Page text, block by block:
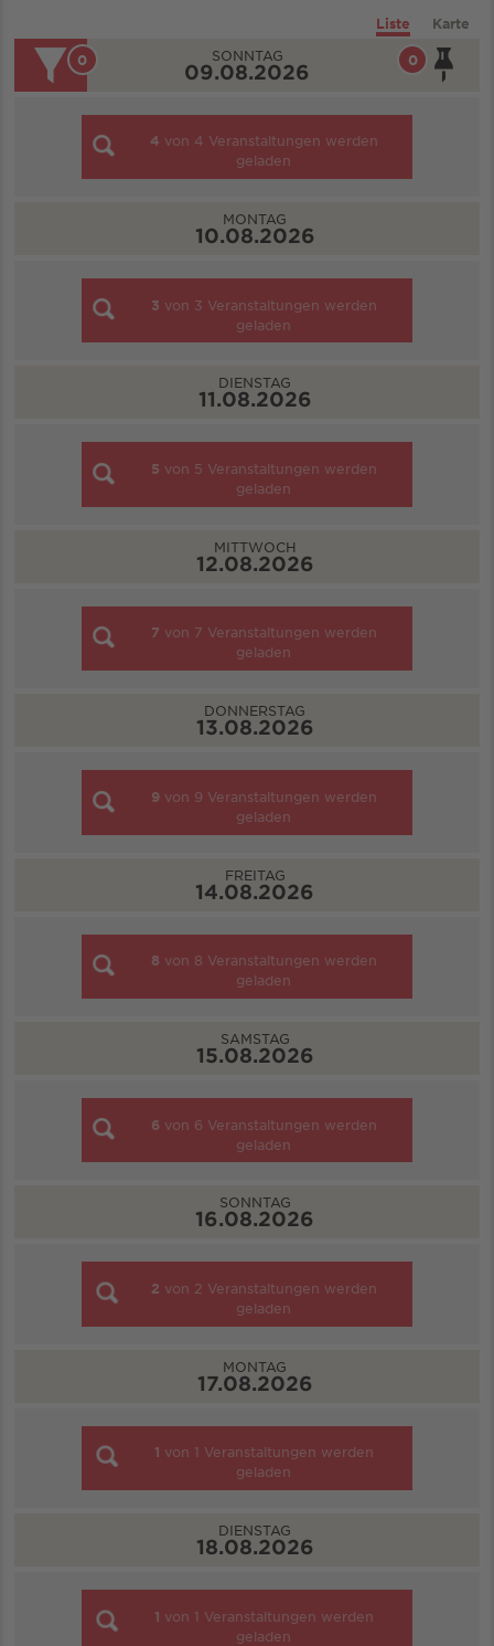
Liste Karte
0
0 SONNTAG
09.08.2026
4 von 4 Veranstaltungen werden
geladen
MONTAG
10.08.2026
3 von 3 Veranstaltungen werden
geladen
DIENSTAG
11.08.2026
5 von 5 Veranstaltungen werden
geladen
MITTWOCH
12.08.2026
7 von 7 Veranstaltungen werden
geladen
DONNERSTAG
13.08.2026
9 von 9 Veranstaltungen werden
geladen
FREITAG
14.08.2026
8 von 8 Veranstaltungen werden
geladen
SAMSTAG
15.08.2026
6 von 6 Veranstaltungen werden
geladen
SONNTAG
16.08.2026
2 von 2 Veranstaltungen werden
geladen
MONTAG
17.08.2026
1 von 1 Veranstaltungen werden
geladen
DIENSTAG
18.08.2026
1 von 1 Veranstaltungen werden
geladen